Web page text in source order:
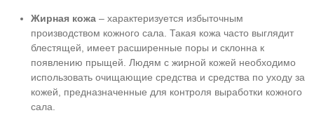
Жирная кожа – характеризуется избыточным
производством кожного сала. Такая кожа часто выглядит
блестящей, имеет расширенные поры и склонна к
появлению прыщей. Людям с жирной кожей необходимо
использовать очищающие средства и средства по уходу за
кожей, предназначенные для контроля выработки кожного
сала.